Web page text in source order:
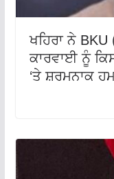
ਖਹਿਰਾ ਨੇ BKU
ਕਾਰਵਾਈ ਨੂੰ
‘ਤੇ ਸ਼ਰਮਨਾਕ